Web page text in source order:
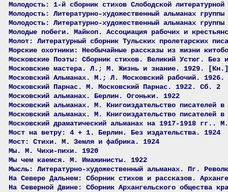
Молодость: 1-й сборник стихов Слободской
Молодость: Литературно-художественный альманах
Молодость: Литературно-художественный альманах
Молодые побеги. Майкоп. Ассоциация рабочих и
Молот: Литературный сборник Тульских пролетарских
Морские охотники: Необычайные рассказы из жизни
Московские Поэты: Сборник стихов. Великий Устюг. Без
Московские мастера. Л.; М. Жизнь и знание. 1929.
Московский Альманах. М.; Л. Московский рабочий.
Московский Парнас. М. Московский Парнас. 1922. Сб. 2
Московский альманах. Берлин. Огоньки. 1922
Московский альманах. М. Книгоиздательство
Московский альманах. М. Книгоиздательство
Московский драматический альманах на 1917-1918 гг..
Мост на ветру: 4 + 1. Берлин. Без издательства. 1924
Мост: Стихи. М. Земля и фабрика. 1924
Мы. М. Чихи-пихи. 1920
Мы чем каемся. М. Имажинисты. 1922
Мысль: Литературно-художественный альманах. Пг.
На Севере Дальнем: Сборник стихов и рассказов.
На Северной Двине: Сборник Архангельского общества